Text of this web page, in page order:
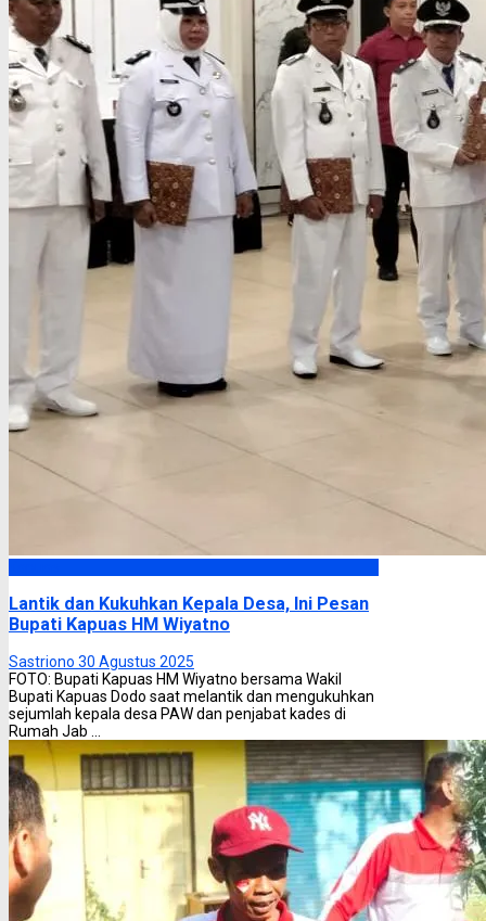
Lantik dan Kukuhkan Kepala Desa, Ini Pesan
Bupati Kapuas HM Wiyatno
Sastriono 30 Agustus 2025
FOTO: Bupati Kapuas HM Wiyatno bersama Wakil
Bupati Kapuas Dodo saat melantik dan mengukuhkan
sejumlah kepala desa PAW dan penjabat kades di
Rumah Jab ...